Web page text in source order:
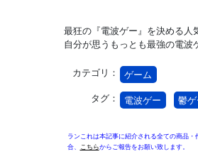
最狂の『電波ゲー』を決める人
自分が思うもっとも最強の電波
カテゴリ： ゲーム
タグ： 電波ゲー 鬱ゲ
ランこれは本記事に紹介される全ての商品
合、
こちらからご報告をお願い致します。